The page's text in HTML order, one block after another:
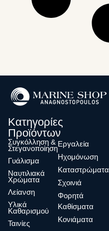
Κατηγορίες
Προϊόντων
Συγκόλληση &
Στεγανοποίηση
Γυάλισμα
Ναυτιλιακά
Χρώματα
Λείανση
Υλικά
Καθαρισμού
Ταινίες
Eργαλεία
Ηχομόνωση
Καταστρώματα
Σχοινιά
Φορητά
Καθίσματα
Κονιάματα